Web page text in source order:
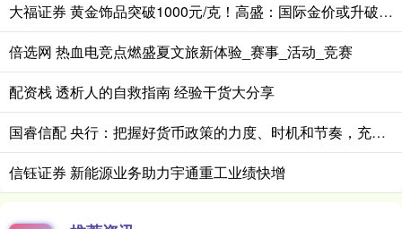
大福证券 黄金饰品突破1000元/克！高盛：国际金价或升破4200美元/盎司！
倍选网 热血电竞点燃盛夏文旅新体验_赛事_活动_竞赛
配资栈 透析人的自救指南 经验干货大分享
国睿信配 央行：把握好货币政策的力度、时机和节奏，充分释放各项货币政策效能
信钰证券 新能源业务助力宇通重工业绩快增